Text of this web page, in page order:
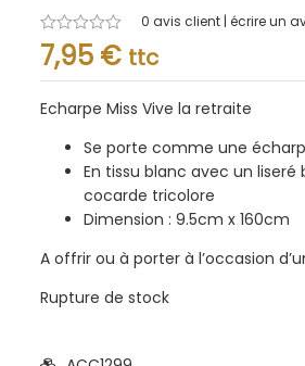
Note
0.001
0 avis client | écrire un
7,95 € ttc
Echarpe Miss Vive la retraite
Se porte comme une
En tissu blanc avec un liseré
cocarde tricolore
Dimension : 9.5cm x 160cm
A offrir ou à porter à l’occasion
Rupture de stock